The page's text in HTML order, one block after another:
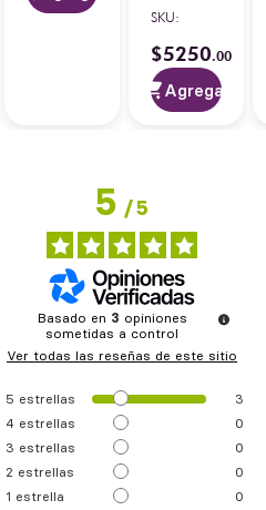
150
750 ml
SKU:
$5250.00
Agregar
5/5
Basado en 3 opiniones
sometidas a control
Ver todas las reseñas de este sitio
5 estrellas
3
4 estrellas
0
3 estrellas
0
2 estrellas
0
1 estrella 0